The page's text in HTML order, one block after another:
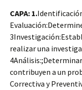
CAPA: 1.
realizar una
contribuyen a un
Correctiva y